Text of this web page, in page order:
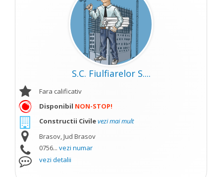
S.C. Fiulfiarelor S....
Fara calificativ
Disponibil NON-STOP!
Constructii Civilevezi mai mult
Brasov, Jud Brasov
0756... vezi numar
vezi detalii